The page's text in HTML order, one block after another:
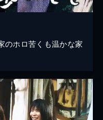
のホロ苦くも温かな家